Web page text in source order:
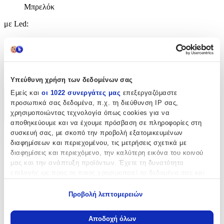
Υπεύθυνη χρήση των δεδομένων σας
Εμείς και οι 1022 συνεργάτες μας επεξεργαζόμαστε
προσωπικά σας δεδομένα, π.χ. τη διεύθυνση IP σας,
χρησιμοποιώντας τεχνολογία όπως cookies για να
αποθηκεύουμε και να έχουμε πρόσβαση σε πληροφορίες στη
συσκευή σας, με σκοπό την προβολή εξατομικευμένων
διαφημίσεων και περιεχομένου, τις μετρήσεις σχετικά με
διαφημίσεις και περιεχόμενο, την καλύτερη εικόνα του κοινού
μας και την ανάπτυξη προϊόντων. Έχετε τη δυνατότητα
Να συλλέξουμε πληροφορίες σχετικά με τη γεωγραφική
Προβολή λεπτομερειών
Αποδοχή όλων
Μπρελόκ
με Led:
Tradesor
Χαρακτηριστικά
+
Χαρακτηριστικά
με Κλειδαριά :
Όχι
Μπρελόκ